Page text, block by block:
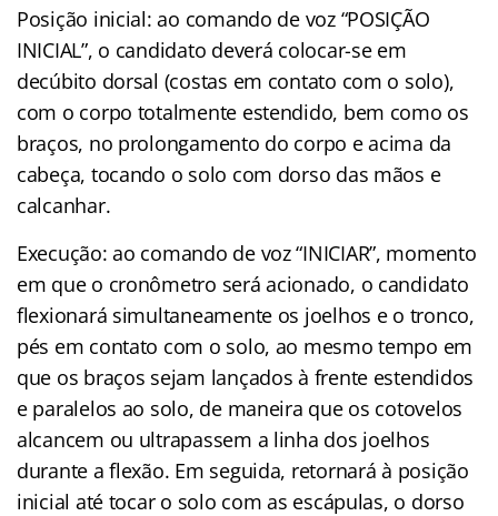
Posição inicial: ao comando de voz “POSIÇÃO
INICIAL”, o candidato deverá colocar-se em
decúbito dorsal (costas em contato com o solo),
com o corpo totalmente estendido, bem como os
braços, no prolongamento do corpo e acima da
cabeça, tocando o solo com dorso das mãos e
calcanhar.
Execução: ao comando de voz “INICIAR”, momento
em que o cronômetro será acionado, o candidato
flexionará simultaneamente os joelhos e o tronco,
pés em contato com o solo, ao mesmo tempo em
que os braços sejam lançados à frente estendidos
e paralelos ao solo, de maneira que os cotovelos
alcancem ou ultrapassem a linha dos joelhos
durante a flexão. Em seguida, retornará à posição
inicial até tocar o solo com as escápulas, o dorso